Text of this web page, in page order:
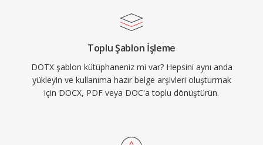
Toplu Şablon İşleme
DOTX şablon kütüphaneniz mi var? Hepsini aynı anda
yükleyin ve kullanıma hazır belge arşivleri oluşturmak
için DOCX, PDF veya DOC'a toplu dönüştürün.